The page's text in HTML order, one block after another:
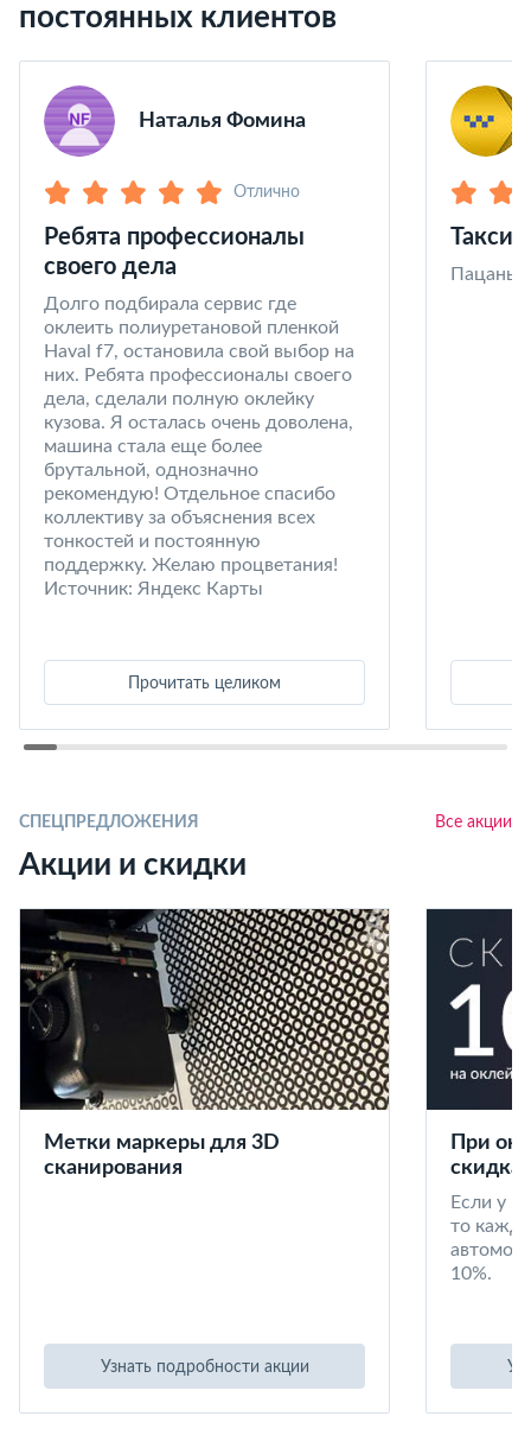
постоянных клиентов
Наталья Фомина
Отлично
Ребята профессионалы
своего дела
Долго подбирала сервис где
оклеить полиуретановой пленкой
Haval f7, остановила свой выбор на
них. Ребята профессионалы своего
дела, сделали полную оклейку
кузова. Я осталась очень доволена,
машина стала еще более
брутальной, однозначно
рекомендую! Отдельное спасибо
коллективу за объяснения всех
тонкостей и постоянную
поддержку. Желаю процветания!
Источник: Яндекс Карты
Прочитать целиком
Такси
Пацаны
СПЕЦПРЕДЛОЖЕНИЯ Все акции
Акции и скидки
Метки маркеры для 3D
сканирования
Узнать подробности акции
При
скидка
Если у
то
10%.